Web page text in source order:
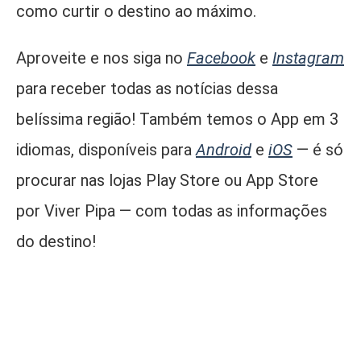
como curtir o destino ao máximo.
Aproveite e nos siga no Facebook e Instagram
para receber todas as notícias dessa
belíssima região! Também temos o App em 3
idiomas, disponíveis paraAndroid e iOS — é só
procurar nas lojas Play Store ou App Store
por Viver Pipa — com todas as informações
do destino!